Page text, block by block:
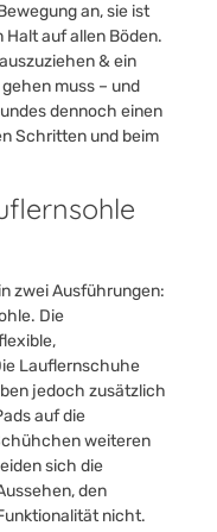
an, sie ist
auf allen Böden.
& ein
muss – und
dennoch einen
Schritten und beim
zwei Ausführungen:
Die
Lauflernschuhe
jedoch zusätzlich
auf die
weiteren
sich die
den
nicht.